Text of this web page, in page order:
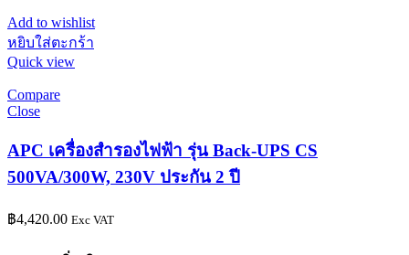
Add to wishlist
หยิบใส่ตะกร้า
Quick view
Compare
Close
APC เครื่องสำรองไฟฟ้า รุ่น Back-UPS CS
500VA/300W, 230V ประกัน 2 ปี
฿4,420.00 Exc VAT